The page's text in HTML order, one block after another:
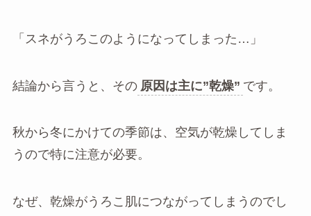
「スネがうろこのようになってしまった…」
結論から言うと、その 原因は主に”乾燥” です。
秋から冬にかけての季節は、空気が乾燥してしま
うので特に注意が必要。
なぜ、乾燥がうろこ肌につながってしまうのでし